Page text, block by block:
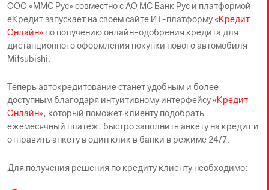
ООО «ММС Рус» совместно с АО МС Банк Рус и платформой
еКредит запускает на своем сайте ИТ-платформу«Кредит
Онлайн» по получению онлайн-одобрения кредита для
дистанционного оформления покупки нового автомобиля
Mitsubishi.
Теперь автокредитование станет удобным и более
доступным благодаря интуитивному интерфейсу«Кредит
Онлайн», который поможет клиенту подобрать
ежемесячный платеж, быстро заполнить анкету на кредит и
отправить анкету в один клик в банки в режиме 24/7.
Для получения решения по кредиту клиенту необходимо: